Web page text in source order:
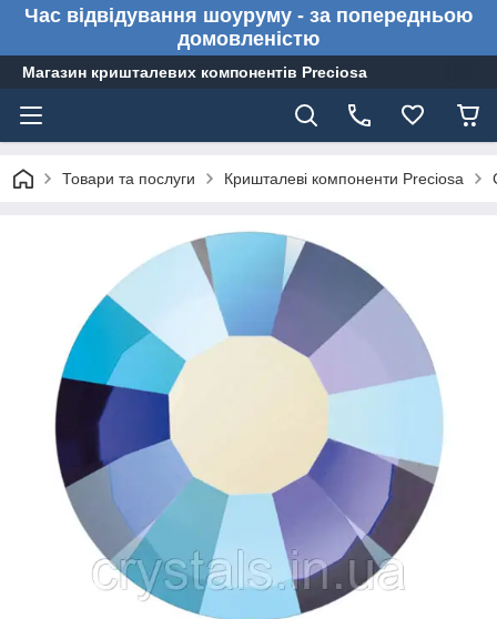
Час відвідування шоуруму - за попередньою
домовленістю
Магазин кришталевих компонентів Preciosa
Товари та послуги Кришталеві компоненти Preciosa